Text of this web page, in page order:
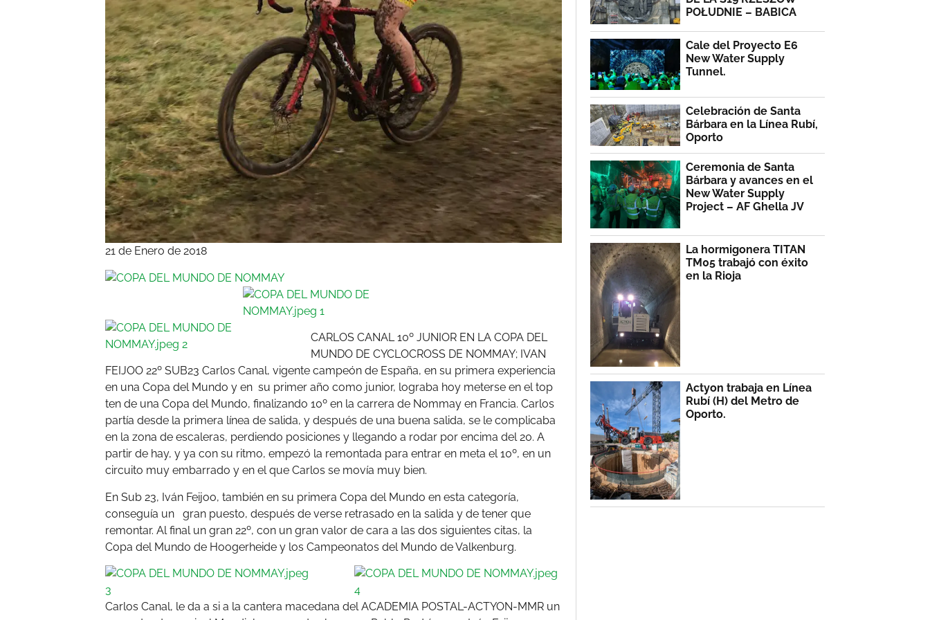
21 de Enero de 2018
CARLOS CANAL 10º JUNIOR EN LA COPA DEL
MUNDO DE CYCLOCROSS DE NOMMAY; IVAN
FEIJOO 22º SUB23 Carlos Canal, vigente campeón de España, en su primera experiencia
en una Copa del Mundo y en su primer año como junior, lograba hoy meterse en el top
ten de una Copa del Mundo, finalizando 10º en la carrera de Nommay en Francia. Carlos
partía desde la primera línea de salida, y después de una buena salida, se le complicaba
en la zona de escaleras, perdiendo posiciones y llegando a rodar por encima del 20. A
partir de hay, y ya con su ritmo, empezó la remontada para entrar en meta el 10º, en un
circuito muy embarrado y en el que Carlos se movía muy bien.
En Sub 23, Iván Feijoo, también en su primera Copa del Mundo en esta categoría,
conseguía un gran puesto, después de verse retrasado en la salida y de tener que
remontar. Al final un gran 22º, con un gran valor de cara a las dos siguientes citas, la
Copa del Mundo de Hoogerheide y los Campeonatos del Mundo de Valkenburg.
Carlos Canal, le da a si a la cantera macedana del ACADEMIA POSTAL-ACTYON-MMR un
POŁUDNIE – BABICA
Cale del Proyecto E6
New Water Supply
Tunnel.
Celebración de Santa
Bárbara en la Línea Rubí,
Oporto
Ceremonia de Santa
Bárbara y avances en el
New Water Supply
Project – AF Ghella JV
La hormigonera TITAN
TM05 trabajó con éxito
en la Rioja
Actyon trabaja en Línea
Rubí (H) del Metro de
Oporto.